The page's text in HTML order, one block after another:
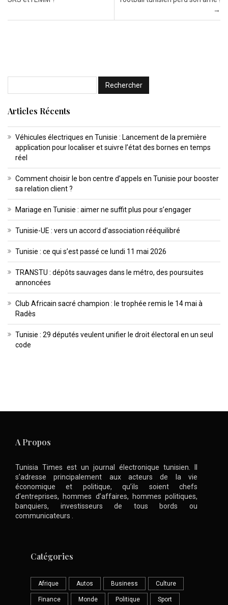
→
Articles Récents
Véhicules électriques en Tunisie : Lancement de la première
application pour localiser et suivre l’état des bornes en temps
réel
Comment choisir le bon centre d’appels en Tunisie pour booster
sa relation client ?
Mariage en Tunisie : aimer ne suffit plus pour s’engager
Tunisie-UE : vers un accord d’association rééquilibré
Tunisie : ce qui s’est passé ce lundi 11 mai 2026
TRANSTU : dépôts sauvages dans le métro, des poursuites
annoncées
Club Africain sacré champion : le trophée remis le 14 mai à
Radès
Tunisie : 29 députés veulent unifier le droit électoral en un seul
code
A Propos
Tunisia Times est un journal électronique tunisien. Il
s’adresse principalement aux acteurs de la vie
économique et politique, qu’ils soient chefs
d’entreprises, hommes d’affaires, hommes politiques,
banquiers, investisseurs de tous bords ou
communicateurs .
Catégories
Afrique Autos Business Culture
Finance Monde Politique Sport